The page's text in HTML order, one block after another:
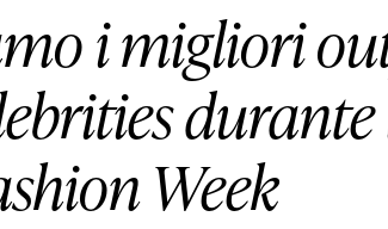
i migliori
Week